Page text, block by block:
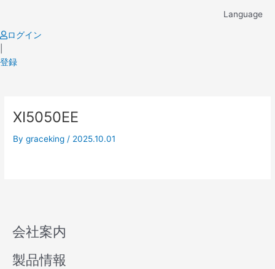
content
Language
ログイン
登録
XI5050EE
Bygraceking / 2025.10.01
会社案内
製品情報